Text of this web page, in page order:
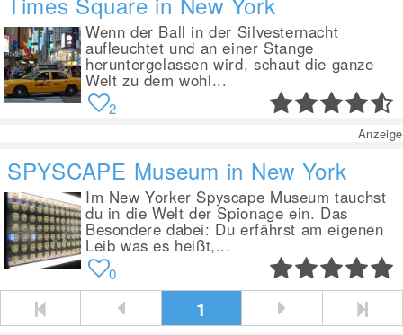
Wenn der Ball in der Silvesternacht
aufleuchtet und an einer Stange
heruntergelassen wird, schaut die ganze
Welt zu dem wohl...
2
Anzeige
SPYSCAPE Museum in New York
Im New Yorker Spyscape Museum tauchst
du in die Welt der Spionage ein. Das
Besondere dabei: Du erfährst am eigenen
Leib was es heißt,...
0
1